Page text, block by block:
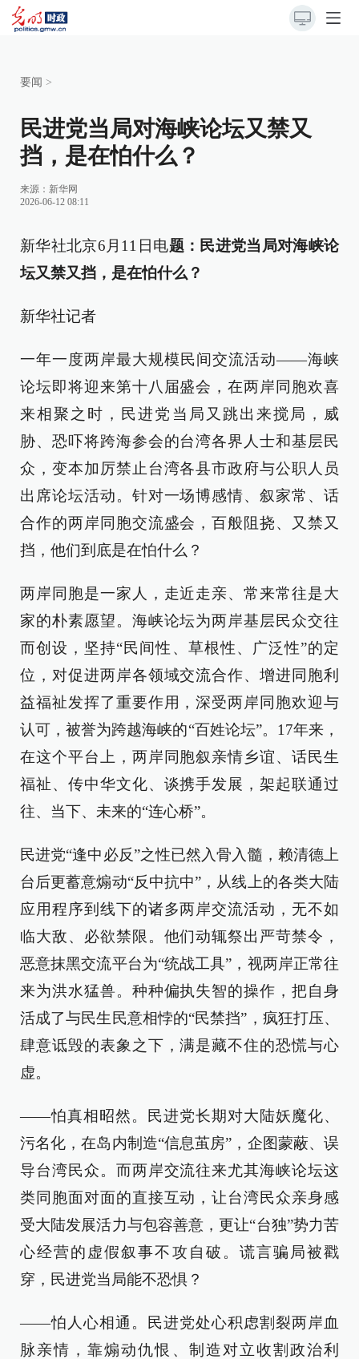
要闻 >
民进党当局对海峡论坛又禁又
挡，是在怕什么？
来源： 新华网
2026-06-12 08:11
新华社北京6月11日电题：民进党当局对海峡论
坛又禁又挡，是在怕什么？
新华社记者
一年一度两岸最大规模民间交流活动——海峡
论坛即将迎来第十八届盛会，在两岸同胞欢喜
来相聚之时，民进党当局又跳出来搅局，威
胁、恐吓将跨海参会的台湾各界人士和基层民
众，变本加厉禁止台湾各县市政府与公职人员
出席论坛活动。针对一场博感情、叙家常、话
合作的两岸同胞交流盛会，百般阻挠、又禁又
挡，他们到底是在怕什么？
两岸同胞是一家人，走近走亲、常来常往是大
家的朴素愿望。海峡论坛为两岸基层民众交往
而创设，坚持“民间性、草根性、广泛性”的定
位，对促进两岸各领域交流合作、增进同胞利
益福祉发挥了重要作用，深受两岸同胞欢迎与
认可，被誉为跨越海峡的“百姓论坛”。17年来，
在这个平台上，两岸同胞叙亲情乡谊、话民生
福祉、传中华文化、谈携手发展，架起联通过
往、当下、未来的“连心桥”。
民进党“逢中必反”之性已然入骨入髓，赖清德上
台后更蓄意煽动“反中抗中”，从线上的各类大陆
应用程序到线下的诸多两岸交流活动，无不如
临大敌、必欲禁限。他们动辄祭出严苛禁令，
恶意抹黑交流平台为“统战工具”，视两岸正常往
来为洪水猛兽。种种偏执失智的操作，把自身
活成了与民生民意相悖的“民禁挡”，疯狂打压、
肆意诋毁的表象之下，满是藏不住的恐慌与心
虚。
——怕真相昭然。民进党长期对大陆妖魔化、
污名化，在岛内制造“信息茧房”，企图蒙蔽、误
导台湾民众。而两岸交流往来尤其海峡论坛这
类同胞面对面的直接互动，让台湾民众亲身感
受大陆发展活力与包容善意，更让“台独”势力苦
心经营的虚假叙事不攻自破。谎言骗局被戳
穿，民进党当局能不恐惧？
——怕人心相通。民进党处心积虑割裂两岸血
脉亲情，靠煽动仇恨、制造对立收割政治利